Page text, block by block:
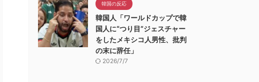
韓国の反応
韓国人「ワールドカップで韓
国人に“つり目”ジェスチャー
をしたメキシコ人男性、批判
の末に辞任」
2026/7/7